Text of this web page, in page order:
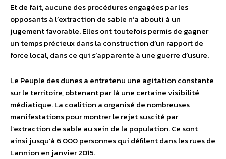
Et de fait, aucune des procédures engagées par les
opposants à l’extraction de sable n’a abouti à un
jugement favorable. Elles ont toutefois permis de gagner
un temps précieux dans la construction d’un rapport de
force local, dans ce qui s’apparente à une guerre d’usure.
Le Peuple des dunes a entretenu une agitation constante
sur le territoire, obtenant par là une certaine visibilité
médiatique. La coalition a organisé de nombreuses
manifestations pour montrer le rejet suscité par
l’extraction de sable au sein de la population. Ce sont
ainsi jusqu’à 6 000 personnes qui défilent dans les rues de
Lannion en janvier 2015.